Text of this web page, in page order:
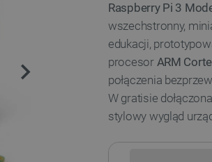
Raspberry Pi 3
wszechstronny,
edukacji,
procesor ARM
połączenia
W gratisie
stylowy wygląd